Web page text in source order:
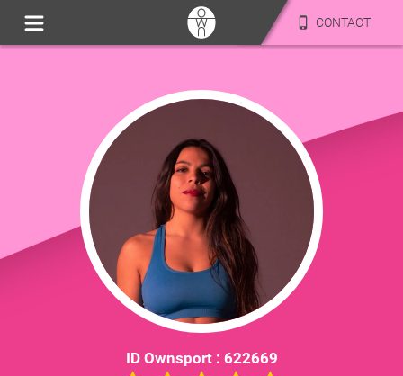
CONTACT
ID Ownsport : 622669